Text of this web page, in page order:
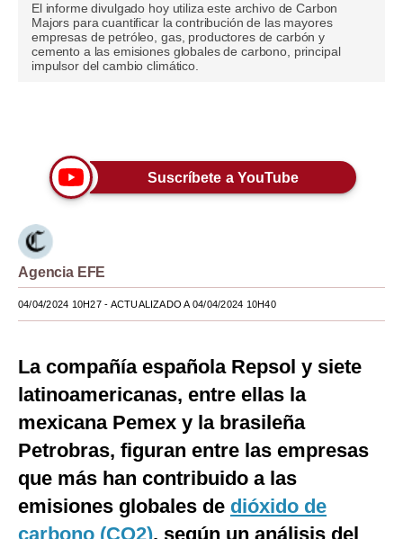
Blogs
Tendencias
Moda
Estilos
Mundo
EEUU
México
Internacional
Tecnología
Club del Suscriptor
Mix
El informe divulgado hoy utiliza este archivo de Carbon
Majors para cuantificar la contribución de las mayores
empresas de petróleo, gas, productores de carbón y
cemento a las emisiones globales de carbono, principal
impulsor del cambio climático.
Suscríbete a YouTube
Agencia EFE
04/04/2024 10H27- ACTUALIZADO A 04/04/2024 10H40
La compañía española Repsol y siete
latinoamericanas, entre ellas la
mexicana Pemex y la brasileña
Petrobras, figuran entre las empresas
que más han contribuido a las
emisiones globales de dióxido de
carbono (CO2), según un análisis del